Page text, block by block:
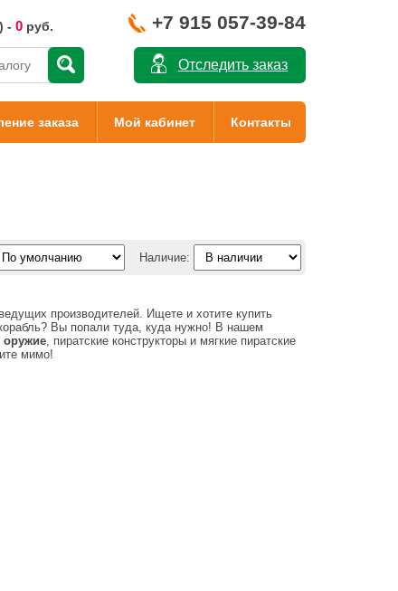
Отследить заказ
+7 915 057-39-84
- 0 руб.
заказа Мой кабинет Контакты
Наличие:
производителей. Ищете и хотите купить
Вы попали туда, куда нужно! В нашем
оружие, пиратские конструкторы и мягкие пиратские
мимо!